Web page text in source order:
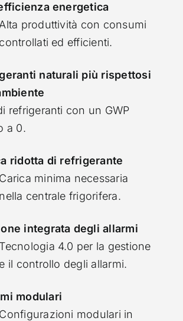
energetica
Alta produttività con consumi
controllati ed efficienti.
naturali più rispettosi
refrigeranti con un GWP
a 0.
ridotta di refrigerante
Carica minima necessaria
nella centrale frigorifera.
integrata degli allarmi
Tecnologia 4.0 per la gestione
e il controllo degli allarmi.
modulari
Configurazioni modulari in